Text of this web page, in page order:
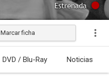
Estrenada
Marcar ficha
DVD / Blu-Ray Noticias